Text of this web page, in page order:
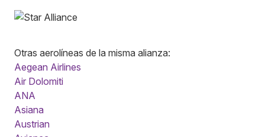
Otras aerolíneas de la misma alianza:
Aegean Airlines
Air Dolomiti
ANA
Asiana
Austrian